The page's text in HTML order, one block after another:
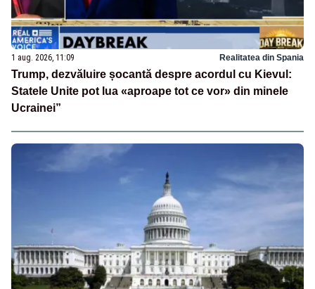
1 aug. 2026, 11:09 Realitatea din Spania
Trump, dezvăluire șocantă despre acordul cu Kievul:
Statele Unite pot lua «aproape tot ce vor» din minele
Ucrainei”